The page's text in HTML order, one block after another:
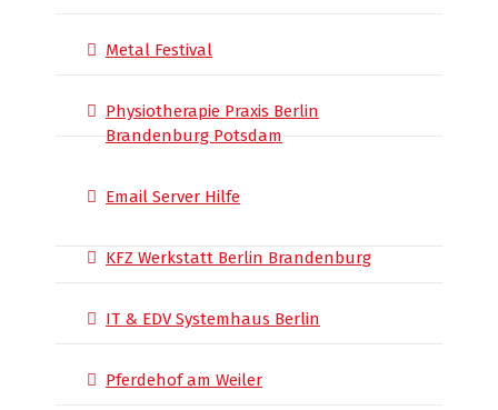
Metal Festival
Physiotherapie Praxis Berlin
Brandenburg Potsdam
Email Server Hilfe
KFZ Werkstatt Berlin Brandenburg
IT & EDV Systemhaus Berlin
Pferdehof am Weiler